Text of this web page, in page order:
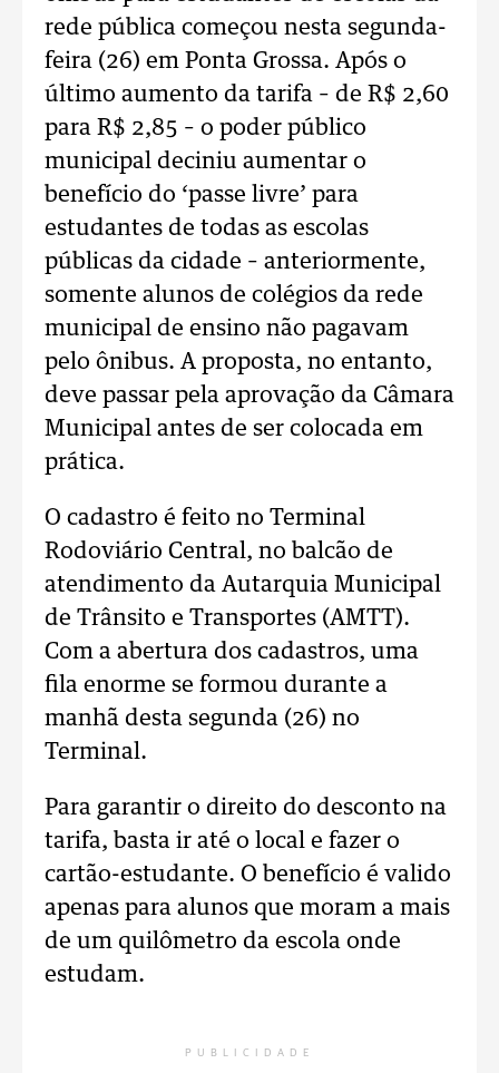
rede pública começou nesta segunda-
feira (26) em Ponta Grossa. Após o
último aumento da tarifa – de R$ 2,60
para R$ 2,85 – o poder público
municipal deciniu aumentar o
benefício do ‘passe livre’ para
estudantes de todas as escolas
públicas da cidade – anteriormente,
somente alunos de colégios da rede
municipal de ensino não pagavam
pelo ônibus. A proposta, no entanto,
deve passar pela aprovação da Câmara
Municipal antes de ser colocada em
prática.
O cadastro é feito no Terminal
Rodoviário Central, no balcão de
atendimento da Autarquia Municipal
de Trânsito e Transportes (AMTT).
Com a abertura dos cadastros, uma
fila enorme se formou durante a
manhã desta segunda (26) no
Terminal.
Para garantir o direito do desconto na
tarifa, basta ir até o local e fazer o
cartão-estudante. O benefício é valido
apenas para alunos que moram a mais
de um quilômetro da escola onde
estudam.
PUBLICIDADE